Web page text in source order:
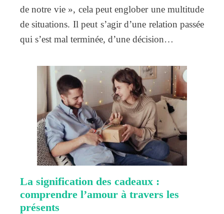
de notre vie », cela peut englober une multitude
de situations. Il peut s’agir d’une relation passée
qui s’est mal terminée, d’une décision…
La signification des cadeaux :
comprendre l’amour à travers les
présents